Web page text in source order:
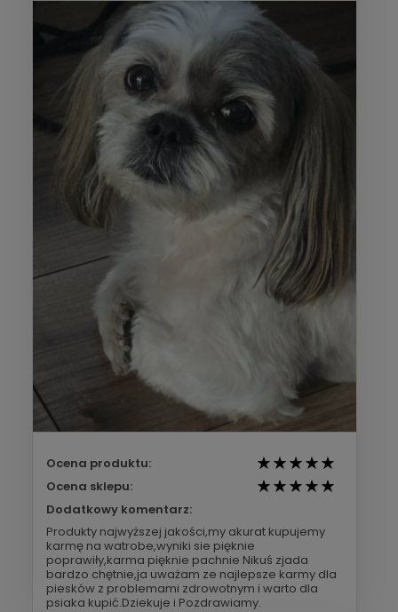
Ocena produktu:
Ocena sklepu:
Dodatkowy komentarz:
Produkty najwyższej jakości,my akurat kupujemy
karmę na watrobe,wyniki sie pięknie
poprawiły,karma pięknie pachnie Nikuś zjada
bardzo chętnie,ja uważam ze najlepsze karmy dla
piesków z problemami zdrowotnym i warto dla
psiaka kupić.Dziekuje i Pozdrawiamy.